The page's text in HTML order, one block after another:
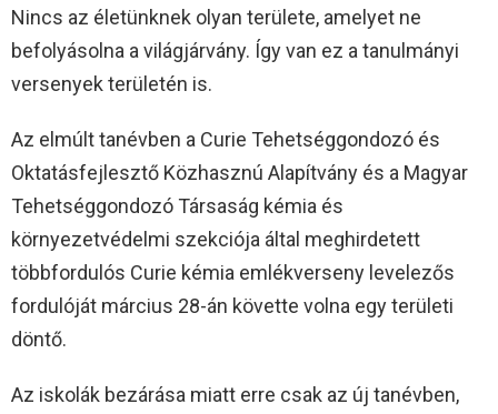
Nincs az életünknek olyan területe, amelyet ne
befolyásolna a világjárvány. Így van ez a tanulmányi
versenyek területén is.
Az elmúlt tanévben a Curie Tehetséggondozó és
Oktatásfejlesztő Közhasznú Alapítvány és a Magyar
Tehetséggondozó Társaság kémia és
környezetvédelmi szekciója által meghirdetett
többfordulós Curie kémia emlékverseny levelezős
fordulóját március 28-án követte volna egy területi
döntő.
Az iskolák bezárása miatt erre csak az új tanévben,